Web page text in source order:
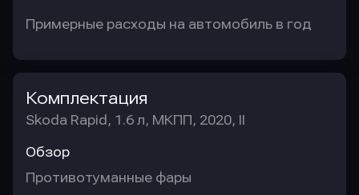
Примерные расходы на автомобиль в год
Комплектация
Skoda Rapid, 1.6 л, МКПП, 2020, II
Обзор
Противотуманные фары